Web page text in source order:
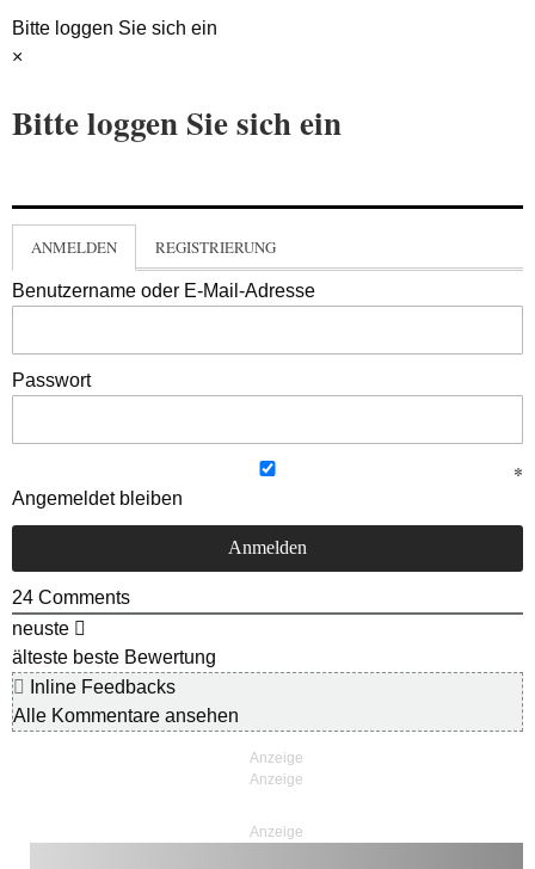
Bitte loggen Sie sich ein
×
Bitte loggen Sie sich ein
ANMELDEN REGISTRIERUNG
Benutzername oder E-Mail-Adresse
Passwort
Angemeldet bleiben
24 Comments
neuste
älteste beste Bewertung
Inline Feedbacks
Alle Kommentare ansehen
Anzeige